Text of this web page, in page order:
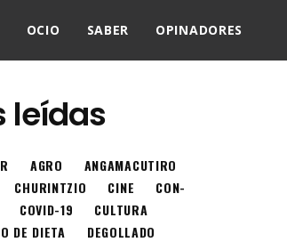
OCIO SABER OPINADORES
leídas
AGRO
ANGAMACUTIRO
CHURINTZIO CINE
CON-
COVID-19
CULTURA
DE DIETA
DEGOLLADO